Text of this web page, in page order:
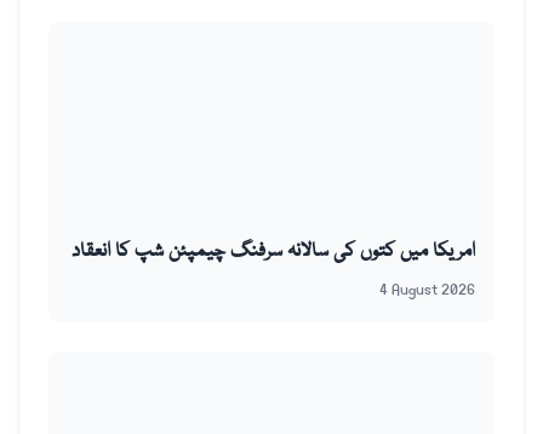
امریکا میں کتوں کی سالانہ سرفنگ چیمپئن شپ کا انعقاد
4 August 2026